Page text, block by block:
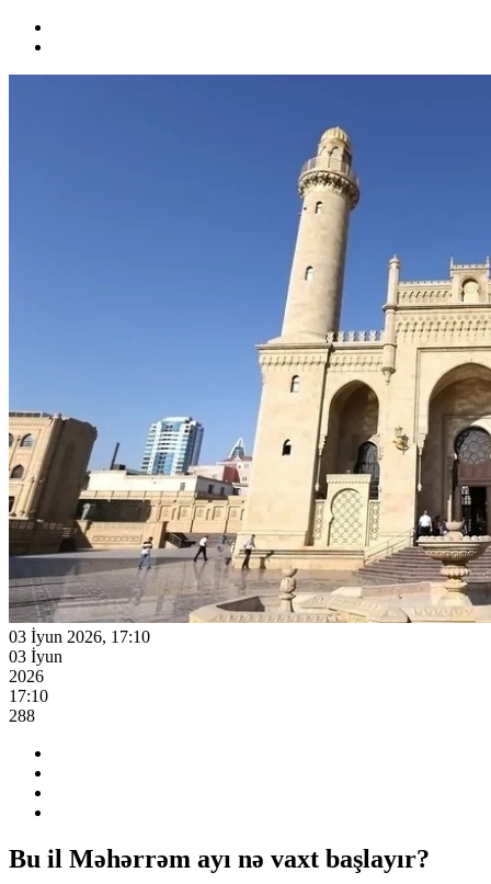
03 İyun 2026, 17:10
03 İyun
2026
17:10
288
Bu il Məhərrəm ayı nə vaxt başlayır?